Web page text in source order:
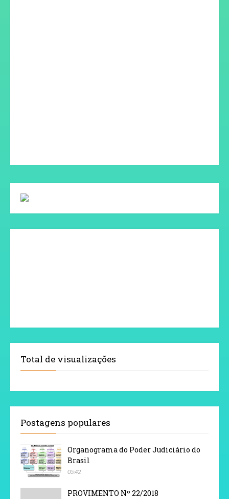
Total de visualizações
Postagens populares
Organograma do Poder Judiciário do
Brasil
05:42
PROVIMENTO Nº 22/2018